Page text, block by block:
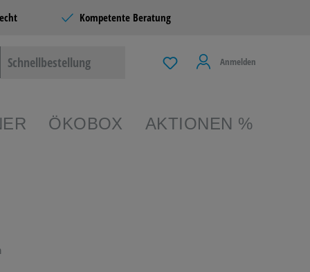
Kompetente Beratung
Schnellbestellung Anmelden
ÖKOBOX AKTIONEN %